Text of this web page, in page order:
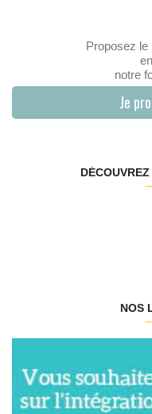
Proposez le
notre
Je
NOS